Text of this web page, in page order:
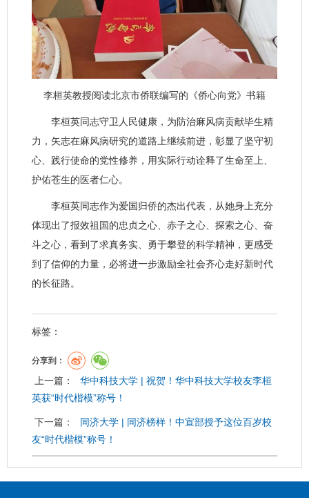
李桓英教授阅读北京市侨联编写的《侨心向党》书籍
李桓英同志守卫人民健康，为防治麻风病贡献毕生精
力，矢志在麻风病研究的道路上继续前进，彰显了坚守初
心、践行使命的党性修养，用实际行动诠释了生命至上、
护佑苍生的医者仁心。
李桓英同志作为爱国归侨的杰出代表，从她身上充分
体现出了报效祖国的忠贞之心、赤子之心、探索之心、奋
斗之心，看到了求真务实、勇于攀登的科学精神，更感受
到了信仰的力量，必将进一步激励全社会齐心走好新时代
的长征路。
标签：
分享到：
上一篇：
华中科技大学 | 祝贺！华中科技大学校友李桓
英获“时代楷模”称号！
下一篇：
同济大学 | 同济榜样！中宣部授予这位百岁校
友“时代楷模”称号！